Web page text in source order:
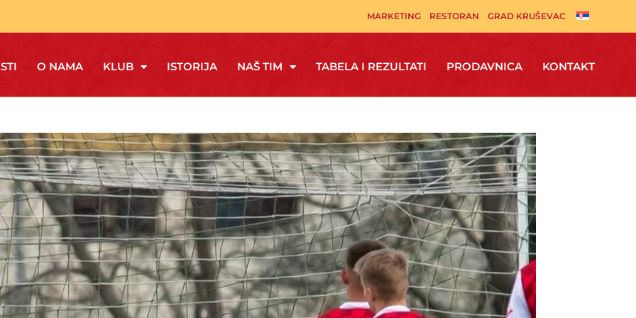
MARKETING RESTORAN GRAD KRUŠEVAC
O NAMA KLUB ISTORIJA NAŠ TIM TABELA I REZULTATI PRODAVNICA KONTAKT